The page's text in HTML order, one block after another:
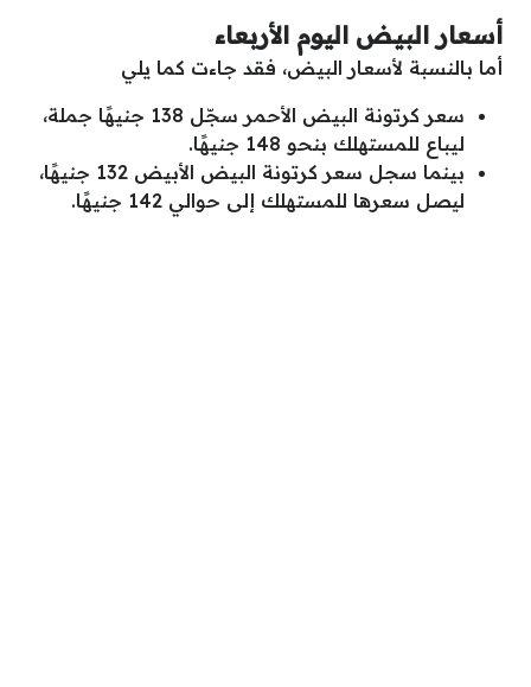
أسعار البيض اليوم الأربعاء
أما بالنسبة لأسعار البيض، فقد جاءت كما يلي
سعر كرتونة البيض الأحمر سجّل 138 جنيهًا جملة،
ليباع للمستهلك بنحو 148 جنيهًا.
بينما سجل سعر كرتونة البيض الأبيض 132 جنيهًا،
ليصل سعرها للمستهلك إلى حوالي 142 جنيهًا.